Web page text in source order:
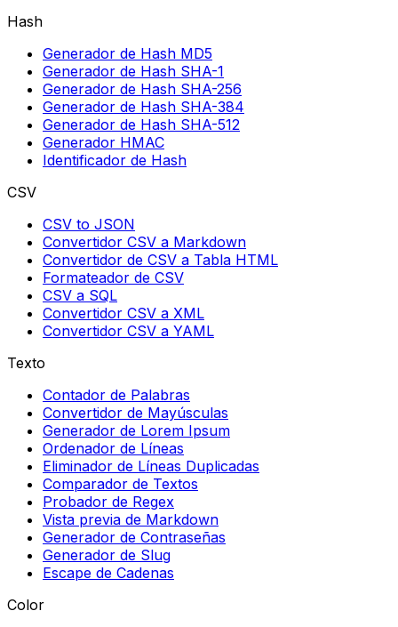
Hash
Generador de Hash MD5
Generador de Hash SHA-1
Generador de Hash SHA-256
Generador de Hash SHA-384
Generador de Hash SHA-512
Generador HMAC
Identificador de Hash
CSV
CSV to JSON
Convertidor CSV a Markdown
Convertidor de CSV a Tabla HTML
Formateador de CSV
CSV a SQL
Convertidor CSV a XML
Convertidor CSV a YAML
Texto
Contador de Palabras
Convertidor de Mayúsculas
Generador de Lorem Ipsum
Ordenador de Líneas
Eliminador de Líneas Duplicadas
Comparador de Textos
Probador de Regex
Vista previa de Markdown
Generador de Contraseñas
Generador de Slug
Escape de Cadenas
Color